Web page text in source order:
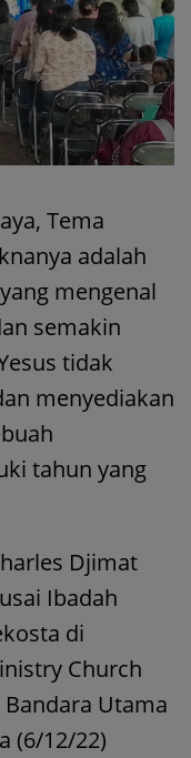
Tema
adalah
mengenal
semakin
tidak
menyediakan
tahun yang
Djimat
Ibadah
di
Church
Bandara Utama
(6/12/22)